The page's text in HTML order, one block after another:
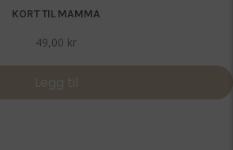
KORT TIL MAMMA
49,00 kr
Legg til